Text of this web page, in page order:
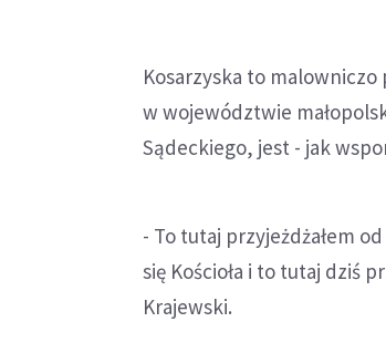
Kosarzyska to malowniczo
w województwie
Sądeckiego, jest - jak
- To tutaj przyjeżdżałem
się Kościoła i to tutaj dziś
Krajewski.